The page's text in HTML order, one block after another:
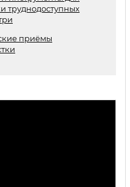
труднодоступных
приёмы